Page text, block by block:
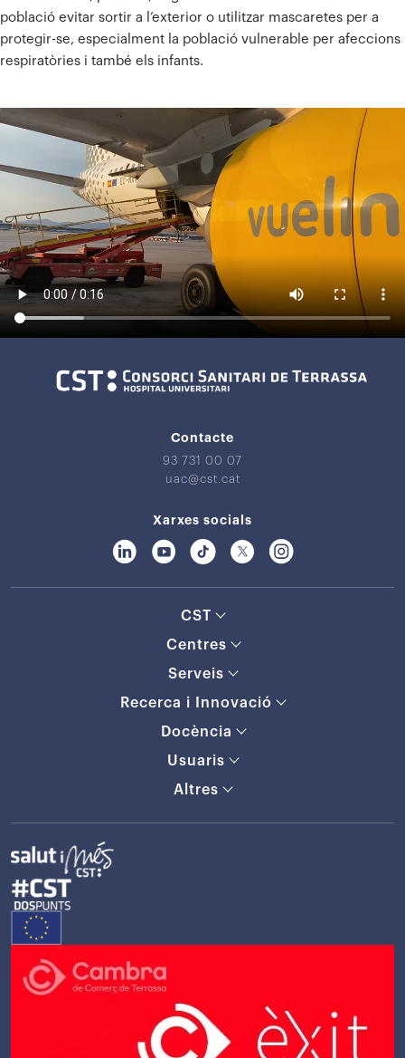
població evitar sortir a l’exterior o utilitzar mascaretes per a
protegir-se, especialment la població vulnerable per afeccions
respiratòries i també els infants.
Contacte
93 731 00 07
uac@cst.cat
Xarxes socials
CST
Centres
Serveis
Recerca i Innovació
Docència
Usuaris
Altres